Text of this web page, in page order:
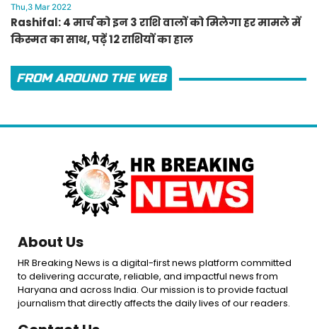
Thu,3 Mar 2022
Rashifal: 4 मार्च को इन 3 राशि वालों को मिलेगा हर मामले में
किस्मत का साथ, पढ़ें 12 राशियों का हाल
FROM AROUND THE WEB
About Us
HR Breaking News is a digital-first news platform committed
to delivering accurate, reliable, and impactful news from
Haryana and across India. Our mission is to provide factual
journalism that directly affects the daily lives of our readers.